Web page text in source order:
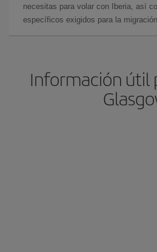
necesitas para volar con Iberia, así
específicos exigidos para la
Información útil